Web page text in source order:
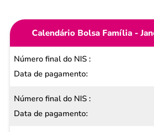
Calendário Bolsa Família -
Número
final do
Data de
pagamento